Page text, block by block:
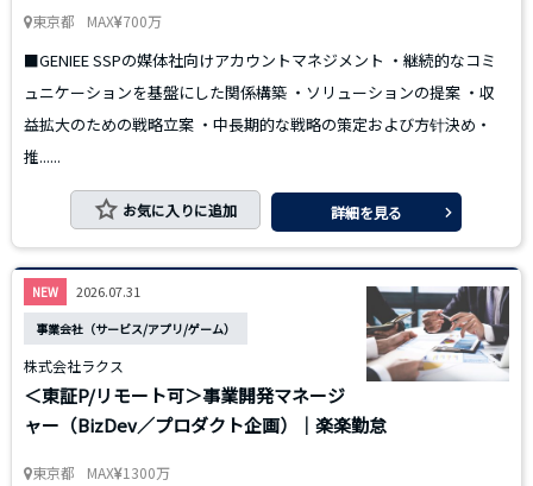
東京都 MAX 700万
■GENIEE SSPの媒体社向けアカウントマネジメント ・継続的なコミ
ュニケーションを基盤にした関係構築 ・ソリューションの提案 ・収
益拡大のための戦略立案 ・中長期的な戦略の策定および方针決め・
推......
お気に入りに追加 詳細を見る
NEW 2026.07.31
事業会社（サービス/アプリ/ゲーム）
株式会社ラクス
＜東証P/リモート可＞事業開発マネージ
ャー（BizDev／プロダクト企画）｜楽楽勤怠
東京都 MAX 1300万